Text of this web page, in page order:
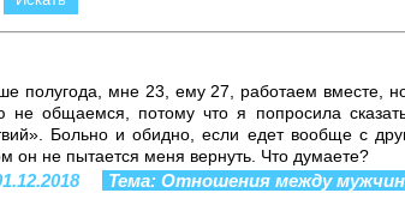
полугода, мне 23, ему 27, работаем вместе,
не общаемся, потому что я попросила
Больно и обидно, если едет вообще с
он не пытается меня вернуть. Что думаете?
Тема: Отношения между